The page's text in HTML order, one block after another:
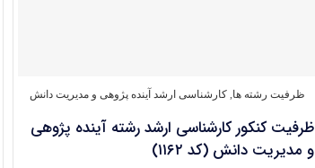
ظرفیت رشته ها,کارشناسی ارشد آینده‌ پژوهی و مدیریت دانش
ظرفیت کنکور کارشناسی ارشد رشته آینده پژوهی
و مدیریت دانش (کد ۱۱۶۲)